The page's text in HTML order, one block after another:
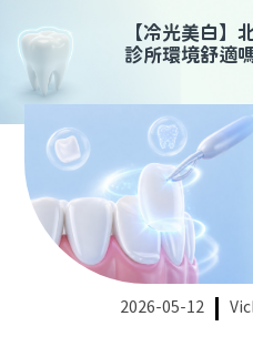
【冷光美白】
診所環境舒適
2026-05-12